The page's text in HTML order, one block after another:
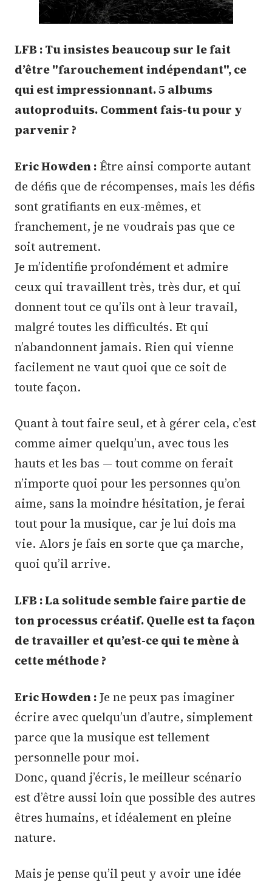
LFB : Tu insistes beaucoup sur le fait
d’être "farouchement indépendant", ce
qui est impressionnant. 5 albums
autoproduits. Comment fais-tu pour y
parvenir ?
Eric Howden : Être ainsi comporte autant
de défis que de récompenses, mais les défis
sont gratifiants en eux-mêmes, et
franchement, je ne voudrais pas que ce
soit autrement.
Je m’identifie profondément et admire
ceux qui travaillent très, très dur, et qui
donnent tout ce qu’ils ont à leur travail,
malgré toutes les difficultés. Et qui
n’abandonnent jamais. Rien qui vienne
facilement ne vaut quoi que ce soit de
toute façon.
Quant à tout faire seul, et à gérer cela, c’est
comme aimer quelqu’un, avec tous les
hauts et les bas — tout comme on ferait
n’importe quoi pour les personnes qu’on
aime, sans la moindre hésitation, je ferai
tout pour la musique, car je lui dois ma
vie. Alors je fais en sorte que ça marche,
quoi qu’il arrive.
LFB : La solitude semble faire partie de
ton processus créatif. Quelle est ta façon
de travailler et qu’est-ce qui te mène à
cette méthode ?
Eric Howden :Je ne peux pas imaginer
écrire avec quelqu’un d’autre, simplement
parce que la musique est tellement
personnelle pour moi.
Donc, quand j’écris, le meilleur scénario
est d’être aussi loin que possible des autres
êtres humains, et idéalement en pleine
nature.
Mais je pense qu’il peut y avoir une idée